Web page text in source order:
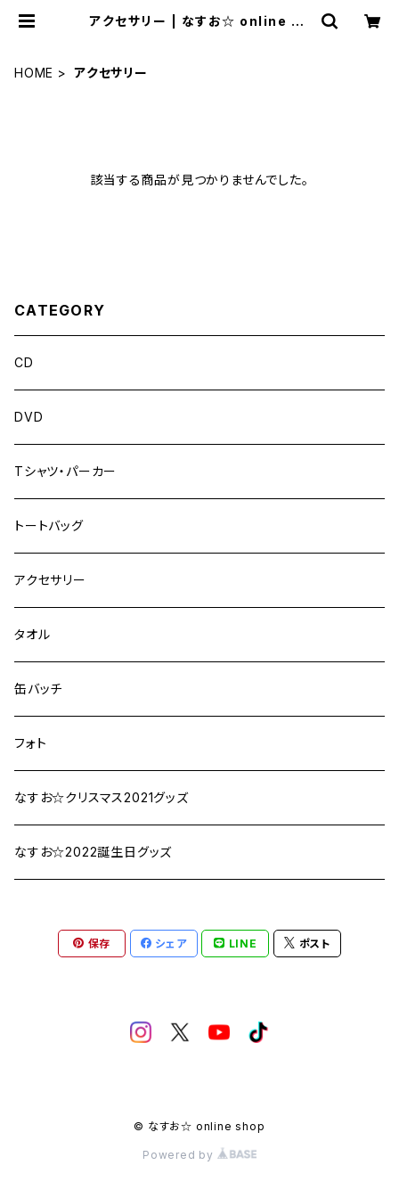
アクセサリー | なすお☆ online sh
HOME アクセサリー
該当する商品が見つかりませんでした。
CATEGORY
CD
DVD
Tシャツ・パーカー
トートバッグ
アクセサリー
タオル
缶バッチ
フォト
なすお☆クリスマス2021グッズ
なすお☆2022誕生日グッズ
保存 シェア LINE ポスト
© なすお☆ online shop
Powered by